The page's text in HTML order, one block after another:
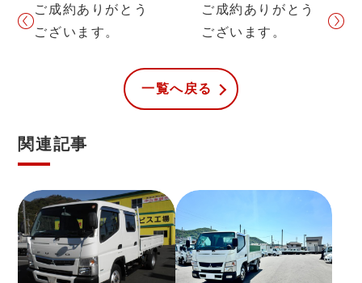
ご成約ありがとう
ございます。
ご成約ありがとう
ございます。
一覧へ戻る
関連記事